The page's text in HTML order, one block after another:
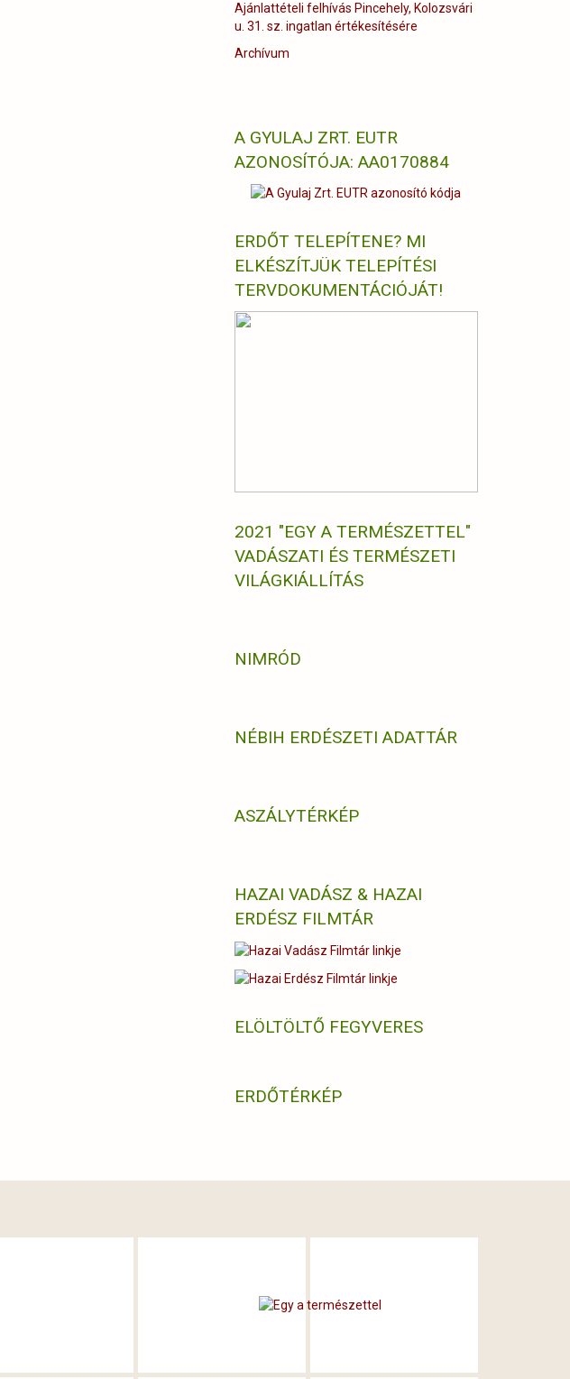
Ajánlattételi felhívás Pincehely, Kolozsvári
u. 31. sz. ingatlan értékesítésére
Archívum
A GYULAJ ZRT. EUTR
AZONOSÍTÓJA: AA0170884
ERDŐT TELEPÍTENE? MI
ELKÉSZÍTJÜK TELEPÍTÉSI
TERVDOKUMENTÁCIÓJÁT!
2021 "EGY A TERMÉSZETTEL"
VADÁSZATI ÉS TERMÉSZETI
VILÁGKIÁLLÍTÁS
NIMRÓD
NÉBIH ERDÉSZETI ADATTÁR
ASZÁLYTÉRKÉP
HAZAI VADÁSZ & HAZAI
ERDÉSZ FILMTÁR
ELÖLTÖLTŐ FEGYVERES
ERDŐTÉRKÉP